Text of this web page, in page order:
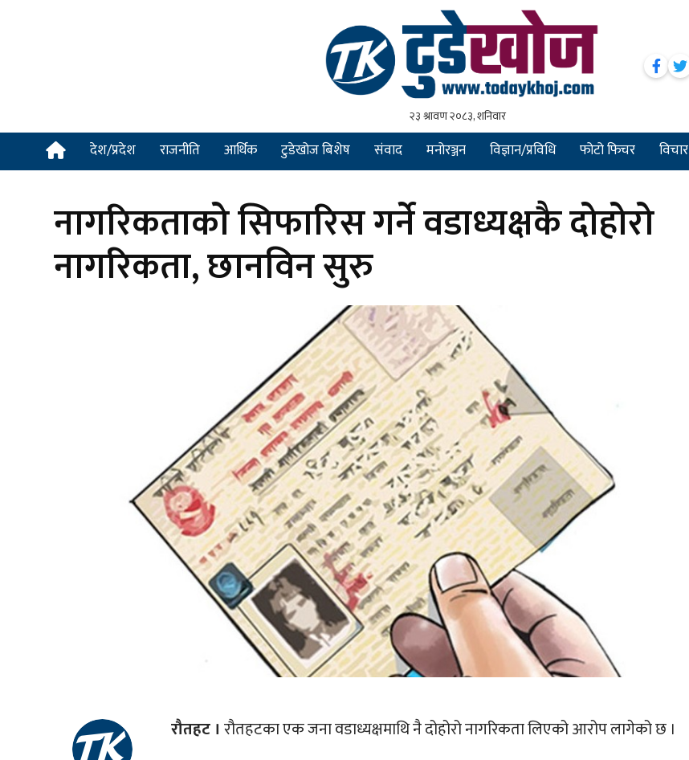
देश/प्रदेश राजनीति आर्थिक टुडेखोज बिशेष संवाद मनोरञ्जन विज्ञान/प्रविधि फोटो फिचर विचार
नागरिकताको सिफारिस गर्ने वडाध्यक्षकै दोहोरो
नागरिकता, छानविन सुरु
रौतहट । रौतहटका एक जना वडाध्यक्षमाथि नै दोहोरो नागरिकता लिएको आरोप लागेको छ ।